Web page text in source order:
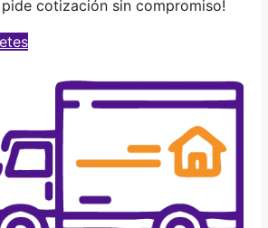
pide cotización sin compromiso!